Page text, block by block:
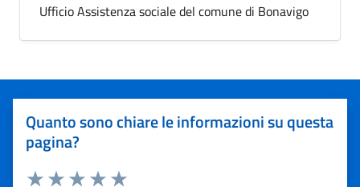
Ufficio Assistenza sociale del comune di Bonavigo
Quanto sono chiare le informazioni su questa
pagina?